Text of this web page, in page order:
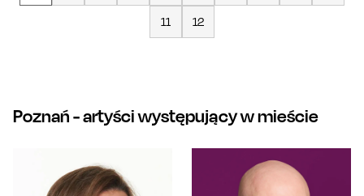
11 12
Poznań- artyści występujący w mieście